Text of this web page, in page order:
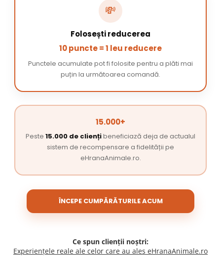
💸
Folosești reducerea
10 puncte = 1 leu reducere
Punctele acumulate pot fi folosite pentru a plăti mai
puțin la următoarea comandă.
15.000+
Peste 15.000 de cliențibeneficiază deja de actualul
sistem de recompensare a fidelității pe
eHranaAnimale.ro.
ÎNCEPE CUMPĂRĂTURILE ACUM
Ce spun clienții noștri:
Experiențele reale ale celor care au ales eHranaAnimale.ro